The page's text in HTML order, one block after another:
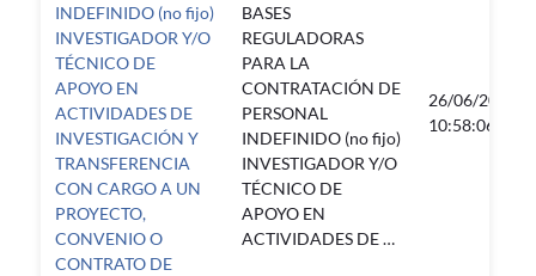
INDEFINIDO (no fijo)
INVESTIGADOR Y/O
TÉCNICO DE
APOYO EN
ACTIVIDADES DE
INVESTIGACIÓN Y
TRANSFERENCIA
CON CARGO A UN
PROYECTO,
CONVENIO O
CONTRATO DE
BASES
REGULADORAS
PARA LA
CONTRATACIÓN DE
PERSONAL
INDEFINIDO (no fijo)
INVESTIGADOR Y/O
TÉCNICO DE
APOYO EN
ACTIVIDADES DE …
26/06/2026
10:58:06